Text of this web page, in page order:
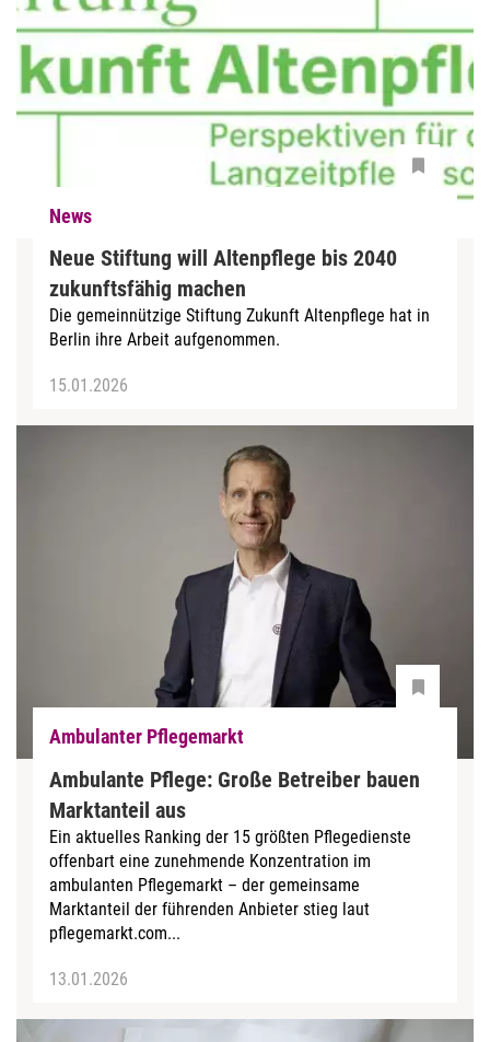
News
Neue Stiftung will Altenpflege bis 2040
zukunftsfähig machen
Die gemeinnützige Stiftung Zukunft Altenpflege hat in
Berlin ihre Arbeit aufgenommen.
15.01.2026
Ambulanter Pflegemarkt
Ambulante Pflege: Große Betreiber bauen
Marktanteil aus
Ein aktuelles Ranking der 15 größten Pflegedienste
offenbart eine zunehmende Konzentration im
ambulanten Pflegemarkt – der gemeinsame
Marktanteil der führenden Anbieter stieg laut
pflegemarkt.com...
13.01.2026